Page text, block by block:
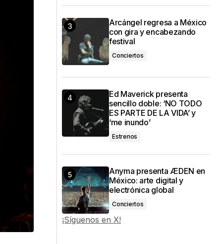
Arcángel regresa a México
con gira y encabezando
festival
Conciertos
Ed Maverick presenta
sencillo doble: ‘NO TODO
ES PARTE DE LA VIDA’ y
‘me inundo’
Estrenos
Anyma presenta ÆDEN en
México: arte digital y
electrónica global
Conciertos
¡Síguenos en X!